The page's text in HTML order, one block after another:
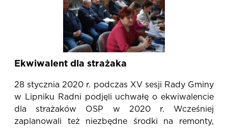
Ekwiwalent dla strażaka
28 stycznia 2020 r. podczas XV sesji Rady Gminy
w Lipniku Radni podjęli uchwałę o ekwiwalencie
dla strażaków OSP w 2020 r. Wcześniej
zaplanowali też niezbędne środki na remonty,